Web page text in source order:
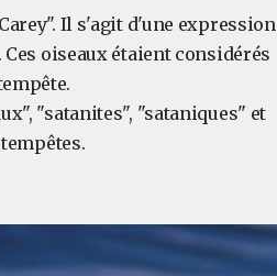
Il s'agit d'une expression
oiseaux étaient considérés
"satanites", "sataniques" et